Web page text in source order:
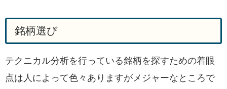
銘柄選び
テクニカル分析を行っている銘柄を探すための着眼
点は人によって色々ありますがメジャーなところで